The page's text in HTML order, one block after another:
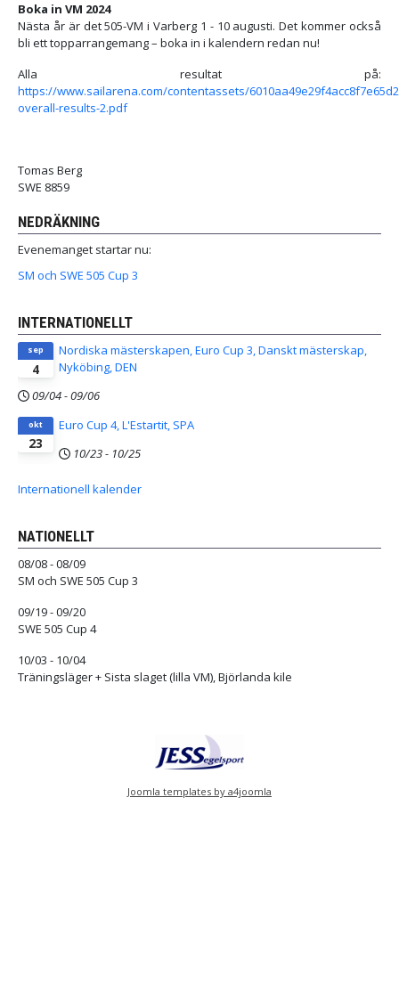
Boka in VM 2024
Nästa år är det 505-VM i Varberg 1 - 10 augusti. Det kommer också
bli ett topparrangemang – boka in i kalendern redan nu!
Alla resultat på:
https://www.sailarena.com/contentassets/
overall-results-2.pdf
Tomas Berg
SWE 8859
NEDRÄKNING
Evenemanget startar nu:
SM och SWE 505 Cup 3
INTERNATIONELLT
4
sep
Nordiska mästerskapen, Euro Cup 3, Danskt mästerskap,
Nyköbing, DEN
09/04-09/06
23
okt
Euro Cup 4, L'Estartit, SPA
10/23- 10/25
Internationell kalender
NATIONELLT
08/08 - 08/09
SM och SWE 505 Cup 3
09/19 - 09/20
SWE 505 Cup 4
10/03 - 10/04
Träningsläger + Sista slaget (lilla VM), Björlanda kile
Joomla templates by a4joomla